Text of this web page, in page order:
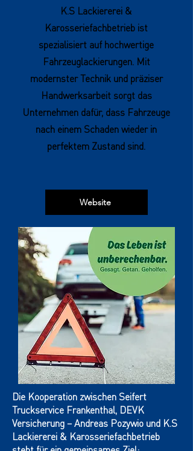
K.S Lackiererei &
Karosseriefachbetrieb ist
spezialisiert auf hochwertige
Fahrzeuglackierungen. Mit
modernster Technik und präziser
Handwerksarbeit sorgt das
Unternehmen dafür, dass Fahrzeuge
nach einem Schaden wieder in
perfektem Zustand sind.
Website
Die Kooperation zwischen Seifert
Truckservice Frankenthal, DEVK
Versicherung – Andreas Pozywio und K.S
Lackiererei & Karosseriefachbetrieb